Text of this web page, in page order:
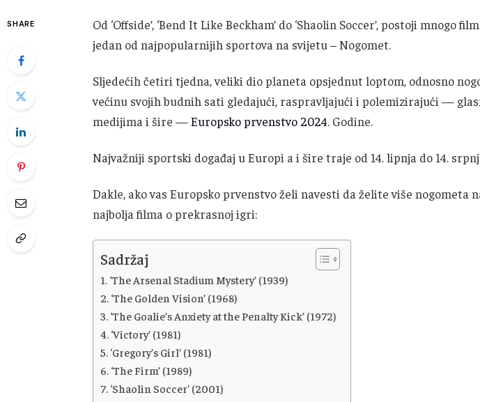
SHARE
Od ‘Offside’, ‘Bend It Like Beckham’ do ‘Shaolin Soccer’, postoji mnogo
jedan od najpopularnijih sportova na svijetu – Nogomet.
Sljedećih četiri tjedna, veliki dio planeta opsjednut loptom, odnosno
većinu svojih budnih sati gledajući, raspravljajući i polemizirajući —
medijima i šire —Europsko prvenstvo 2024. Godine.
Najvažniji sportski događaj u Europi a i šire traje od 14. lipnja do 14.
Dakle, ako vas Europsko prvenstvo želi navesti da želite više nogometa
najbolja filma o prekrasnoj igri:
Sadržaj
‘The Arsenal Stadium Mystery’ (1939)
‘The Golden Vision’ (1968)
‘The Goalie’s Anxiety at the Penalty Kick’ (1972)
‘Victory’ (1981)
‘Gregory’s Girl’ (1981)
‘The Firm’ (1989)
‘Shaolin Soccer’ (2001)